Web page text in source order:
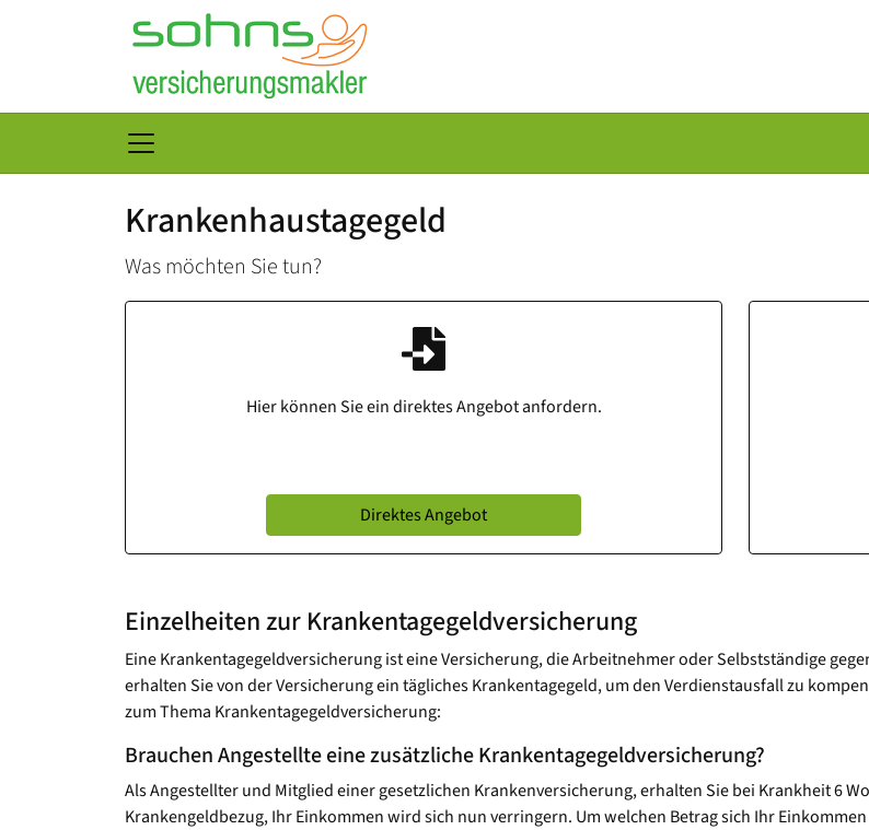
Krankenhaustagegeld
Was möchten Sie tun?
Hier können Sie ein direktes Angebot anfordern.
Direktes Angebot
Einzelheiten zur Krankentagegeld­versicherung
Eine Krankentagegeld­versicherung ist eine Versicherung, die Arbeitnehmer oder Selbstständige
erhalten Sie von der Versicherung ein tägliches Krankentagegeld, um den Verdienstausfall zu
zum Thema Krankentagegeldversicherung:
Brauchen Angestellte eine zusätzliche Krankentagegeld­versicherung?
Als Angestellter und Mitglied einer gesetzlichen Krankenversicherung, erhalten Sie bei Krankheit 6
Krankengeldbezug, Ihr Einkommen wird sich nun verringern. Um welchen Betrag sich Ihr